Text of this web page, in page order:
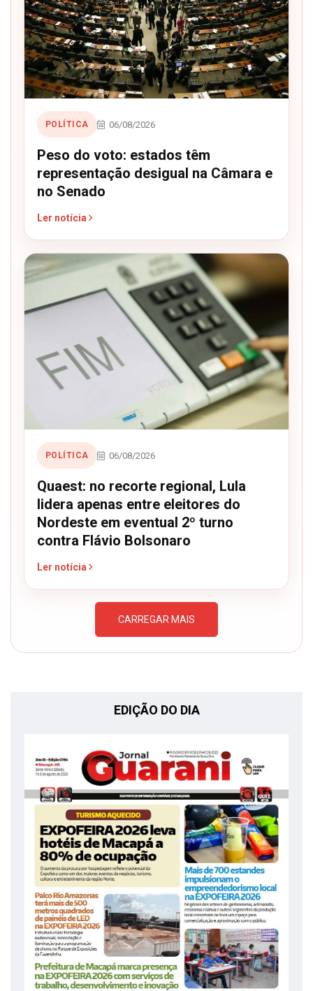
POLÍTICA 06/08/2026
Peso do voto: estados têm
representação desigual na Câmara e
no Senado
Ler notícia
POLÍTICA 06/08/2026
Quaest: no recorte regional, Lula
lidera apenas entre eleitores do
Nordeste em eventual 2º turno
contra Flávio Bolsonaro
Ler notícia
CARREGAR MAIS
EDIÇÃO DO DIA